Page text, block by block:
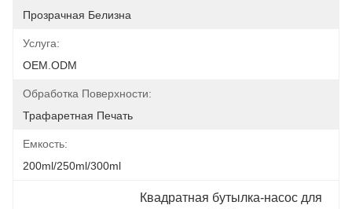
Прозрачная Белизна
Услуга:
OEM.ODM
Обработка Поверхности:
Трафаретная Печать
Емкость:
200ml/250ml/300ml
Квадратная бутылка-насос для